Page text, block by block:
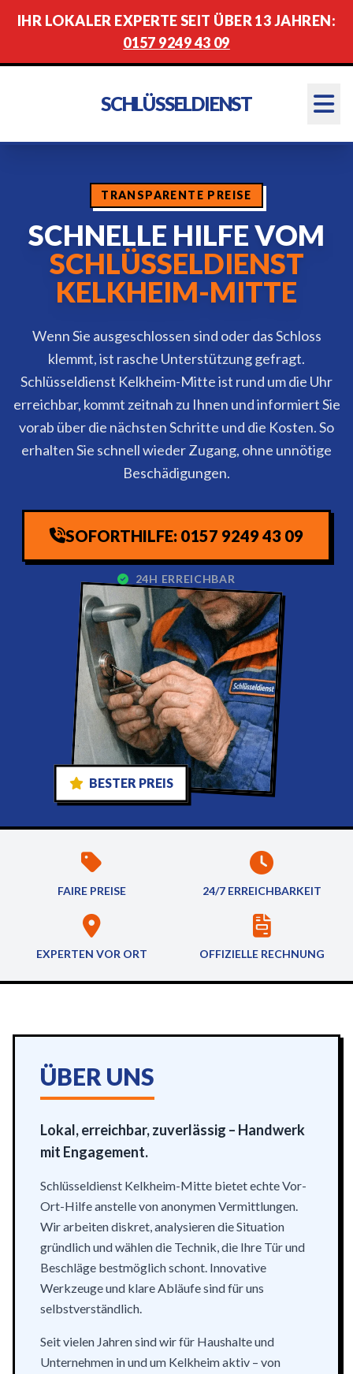
IHR LOKALER EXPERTE SEIT ÜBER 13 JAHREN:
0157 9249 43 09
SCHLÜSSELDIENST
TRANSPARENTE PREISE
SCHNELLE HILFE VOM
SCHLÜSSELDIENST
KELKHEIM-MITTE
Wenn Sie ausgeschlossen sind oder das Schloss
klemmt, ist rasche Unterstützung gefragt.
Schlüsseldienst Kelkheim-Mitte ist rund um die Uhr
erreichbar, kommt zeitnah zu Ihnen und informiert Sie
vorab über die nächsten Schritte und die Kosten. So
erhalten Sie schnell wieder Zugang, ohne unnötige
Beschädigungen.
SOFORTHILFE: 0157 9249 43 09
24H ERREICHBAR
BESTER PREIS
FAIRE PREISE 24/7 ERREICHBARKEIT
EXPERTEN VOR ORT OFFIZIELLE RECHNUNG
ÜBER UNS
Lokal, erreichbar, zuverlässig – Handwerk
mit Engagement.
Schlüsseldienst Kelkheim-Mitte bietet echte Vor-
Ort-Hilfe anstelle von anonymen Vermittlungen.
Wir arbeiten diskret, analysieren die Situation
gründlich und wählen die Technik, die Ihre Tür und
Beschläge bestmöglich schont. Innovative
Werkzeuge und klare Abläufe sind für uns
selbstverständlich.
Seit vielen Jahren sind wir für Haushalte und
Unternehmen in und um Kelkheim aktiv – von